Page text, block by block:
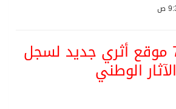
أكثر من 700 موقع أثري جديد لسجل
الآثار الوطني